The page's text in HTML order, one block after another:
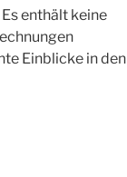
enthält keine
Einblicke in den